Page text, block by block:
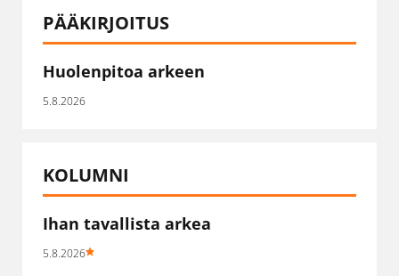
PÄÄKIRJOITUS
Huolenpitoa arkeen
5.8.2026
KOLUMNI
Ihan tavallista arkea
5.8.2026